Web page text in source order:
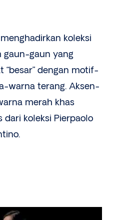
koleksi
gaun-gaun yang
dengan motif-
warna terang. Aksen-
merah khas
koleksi Pierpaolo